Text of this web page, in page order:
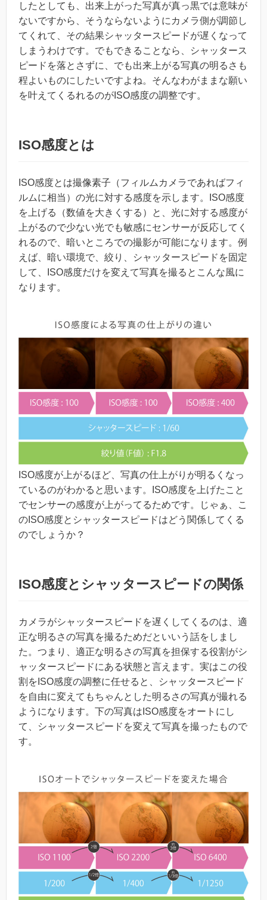
したとしても、出来上がった写真が真っ黒では意味が
ないですから、そうならないようにカメラ側が調節し
てくれて、その結果シャッタースピードが遅くなって
しまうわけです。でもできることなら、シャッタース
ピードを落とさずに、でも出来上がる写真の明るさも
程よいものにしたいですよね。そんなわがままな願い
を叶えてくるれるのがISO感度の調整です。
ISO感度とは
ISO感度とは撮像素子（フィルムカメラであればフィ
ルムに相当）の光に対する感度を示します。ISO感度
を上げる（数値を大きくする）と、光に対する感度が
上がるので少ない光でも敏感にセンサーが反応してく
れるので、暗いところでの撮影が可能になります。例
えば、暗い環境で、絞り、シャッタースピードを固定
して、ISO感度だけを変えて写真を撮るとこんな風に
なります。
ISO感度が上がるほど、写真の仕上がりが明るくなっ
ているのがわかると思います。ISO感度を上げたこと
でセンサーの感度が上がってるためです。じゃぁ、こ
のISO感度とシャッタースピードはどう関係してくる
のでしょうか？
ISO感度とシャッタースピードの関係
カメラがシャッタースピードを遅くしてくるのは、適
正な明るさの写真を撮るためだといいう話をしまし
た。つまり、適正な明るさの写真を担保する役割がシ
ャッタースピードにある状態と言えます。実はこの役
割をISO感度の調整に任せると、シャッタースピード
を自由に変えてもちゃんとした明るさの写真が撮れる
ようになります。下の写真はISO感度をオートにし
て、シャッタースピードを変えて写真を撮ったもので
す。